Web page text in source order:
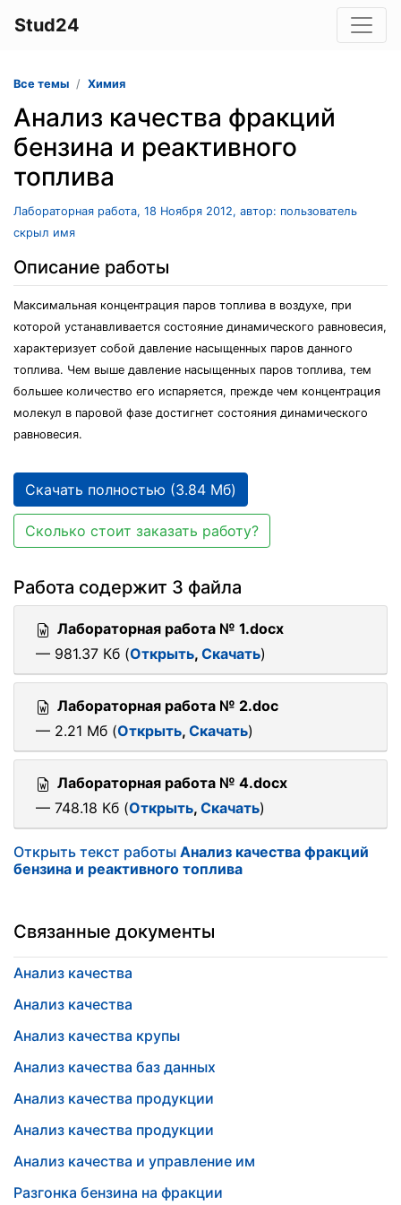
Stud24
Все темы Химия
Анализ качества фракций
бензина и реактивного
топлива
Лабораторная работа, 18 Ноября 2012, автор: пользователь
скрыл имя
Описание работы
Максимальная концентрация паров топлива в воздухе, при
которой устанавливается состояние динамического равновесия,
характеризует собой давление насыщенных паров данного
топлива. Чем выше давление насыщенных паров топлива, тем
большее количество его испаряется, прежде чем концентрация
молекул в паровой фазе достигнет состояния динамического
равновесия.
Скачать полностью (3.84 Мб)
Сколько стоит заказать работу?
Работа содержит 3 файла
Лабораторная работа № 1.docx
— 981.37 Кб (Открыть, Скачать)
Лабораторная работа № 2.doc
— 2.21 Мб (Открыть, Скачать)
Лабораторная работа № 4.docx
— 748.18 Кб (Открыть, Скачать)
Открыть текст работы Анализ качества фракций
бензина и реактивного топлива
Связанные документы
Анализ качества
Анализ качества
Анализ качества крупы
Анализ качества баз данных
Анализ качества продукции
Анализ качества продукции
Анализ качества и управление им
Разгонка бензина на фракции